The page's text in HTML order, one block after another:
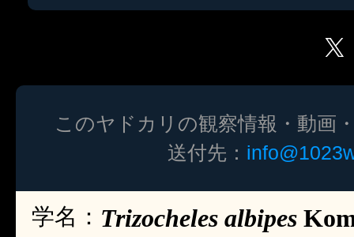
このヤドカリの観察情報・動画
送付先：
学名： Trizocheles albipes